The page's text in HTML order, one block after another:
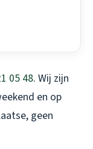
05 48. Wij zijn
en op
geen